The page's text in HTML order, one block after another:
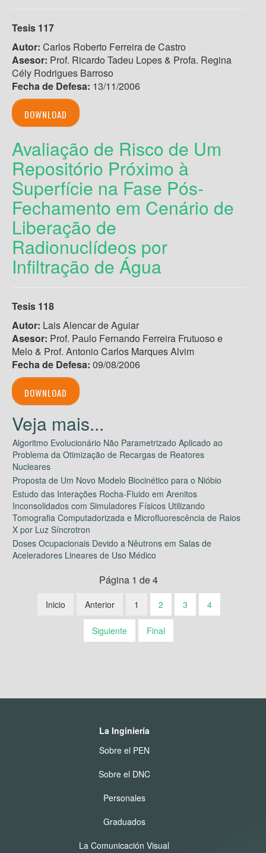
Tesis 117
Autor: Carlos Roberto Ferreira de Castro
Asesor: Prof. Ricardo Tadeu Lopes & Profa. Regina
Cély Rodrigues Barroso
Fecha de Defesa: 13/11/2006
DOWNLOAD
Avaliação de Risco de Um
Repositório Próximo à
Superfície na Fase Pós-
Fechamento em Cenário de
Liberação de
Radionuclídeos por
Infiltração de Água
Tesis 118
Autor: Lais Alencar de Aguiar
Asesor: Prof. Paulo Fernando Ferreira Frutuoso e
Melo & Prof. Antonio Carlos Marques Alvim
Fecha de Defesa: 09/08/2006
DOWNLOAD
Algoritmo Evolucionário Não Parametrizado Aplicado ao
Problema da Otimização de Recargas de Reatores
Nucleares
Proposta de Um Novo Modelo Biocinético para o Nióbio
Estudo das Interações Rocha-Fluido em Arenitos
Inconsolidados com Simuladores Físicos Utilizando
Tomografia Computadorizada e Microfluorescência de Raios
X por Luz Síncrotron
Doses Ocupacionais Devido a Nêutrons em Salas de
Aceleradores Lineares de Uso Médico
Página 1 de 4
Inicio Anterior 1 2 3 4
Siguiente Final
La Inginiería
Sobre el PEN
Sobre el DNC
Personales
Graduados
La Comunicación Visual